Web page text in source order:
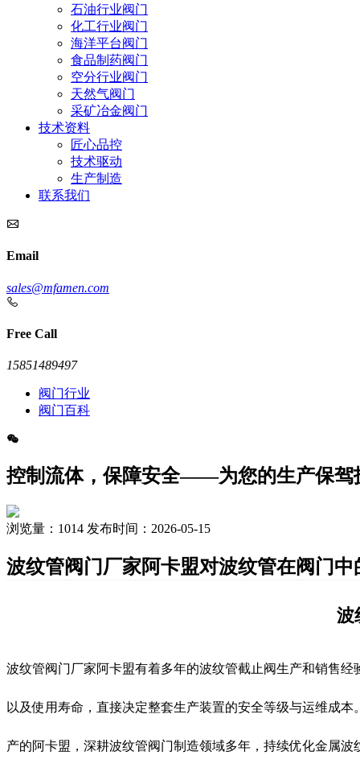
石油行业阀门
化工行业阀门
海洋平台阀门
食品制药阀门
空分行业阀门
天然气阀门
采矿冶金阀门
技术资料
匠心品控
技术驱动
生产制造
联系我们
Email
sales@mfamen.com
Free Call
15851489497
阀门行业
阀门百科
控制流体，保障安全——为您的生产保驾
浏览量： 1014 发布时间：2026-05-15
波纹管阀门厂家阿卡盟对波纹管在阀门中
波
波纹管阀门厂家阿卡盟有着多年的波纹管截止阀生产和销售
以及使用寿命，直接决定整套生产装置的安全等级与运维成
产的阿卡盟，深耕波纹管阀门制造领域多年，持续优化金属